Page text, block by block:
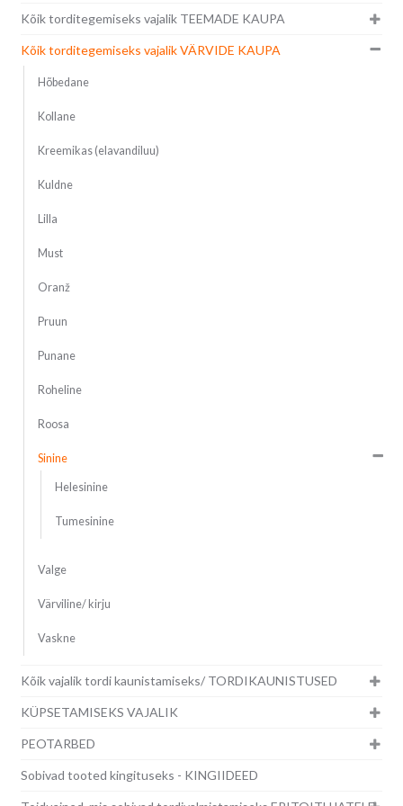
Kõik torditegemiseks vajalik TEEMADE KAUPA
Kõik torditegemiseks vajalik VÄRVIDE KAUPA
Hõbedane
Kollane
Kreemikas (elavandiluu)
Kuldne
Lilla
Must
Oranž
Pruun
Punane
Roheline
Roosa
Sinine
Helesinine
Tumesinine
Valge
Värviline/ kirju
Vaskne
Kõik vajalik tordi kaunistamiseks/ TORDIKAUNISTUSED
KÜPSETAMISEKS VAJALIK
PEOTARBED
Sobivad tooted kingituseks - KINGIIDEED